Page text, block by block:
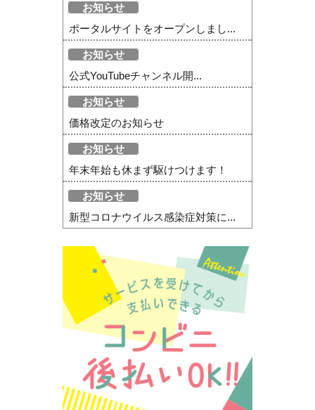
お知らせ
ポータルサイトをオープンしまし...
お知らせ
公式YouTubeチャンネル開...
お知らせ
価格改定のお知らせ
お知らせ
年末年始も休まず駆けつけます！
お知らせ
新型コロナウイルス感染症対策に...